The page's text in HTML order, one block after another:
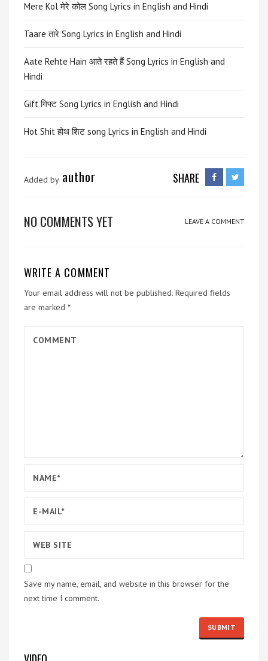
Mere Kol मेरे कोल Song Lyrics in English and Hindi
Taare तारे Song Lyrics in English and Hindi
Aate Rehte Hain आते रहते हैं Song Lyrics in English and
Hindi
Gift गिफ्ट Song Lyrics in English and Hindi
Hot Shit होथ शिट song Lyrics in English and Hindi
Added by author SHARE
NO COMMENTS YET LEAVE A COMMENT
WRITE A COMMENT
Your email address will not be published. Required fields
are marked *
Save my name, email, and website in this browser for the
next time I comment.